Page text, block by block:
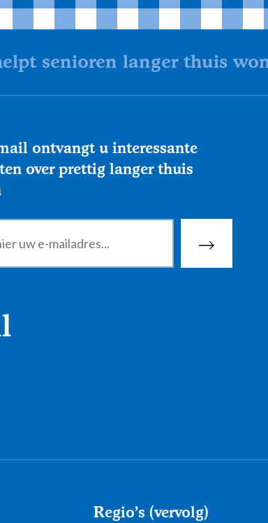
senioren langer thuis
ontvangt u interessante
over prettig langer thuis
Regio's (vervolg)